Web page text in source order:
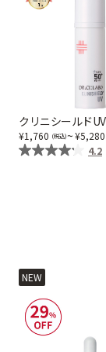
お悩みから探す
乾燥
敏感・肌あれ
クリニシールド
1,760 ~ 5,280
4.2
NEW